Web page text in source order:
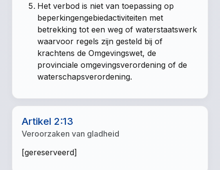
Het verbod is niet van toepassing op
beperkingengebiedactiviteiten met
betrekking tot een weg of waterstaatswerk
waarvoor regels zijn gesteld bij of
krachtens de Omgevingswet, de
provinciale omgevingsverordening of de
waterschapsverordening.
Artikel 2:13
Veroorzaken van gladheid
[gereserveerd]